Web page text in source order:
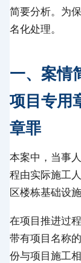
简要分析。为
名化处理。
一、案情
项目专用
章罪
本案中，当事
程由实际施工
区楼栋基础设
在项目推进过
带有项目名称
份与项目施工